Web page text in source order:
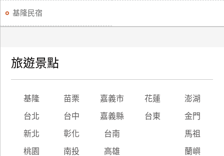
基隆民宿
旅遊景點
基隆 苗栗 嘉義市 花蓮 澎湖
台北 台中 嘉義縣 台東 金門
新北 彰化 台南 馬祖
桃園 南投 高雄 蘭嶼